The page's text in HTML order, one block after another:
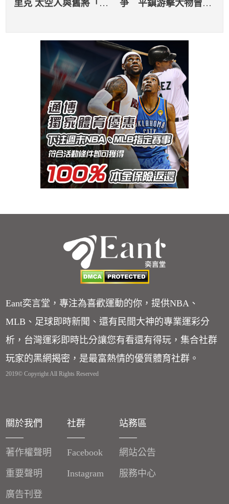
里克 太空人與舊將「鐵
爭 平鎮游擊大物曾子
Eant奕言堂，專注為喜歡運動的你，提供NBA、
MLB、足球即時新聞、還有民間大神的專業運彩分
析，台灣運彩即時比分讓您有看還有得玩，集合社群
玩家的黑網揭密，是最富熱情的優質體育社群。
2019© Copyright All Rights Reserved
關於我們
著作權聲明
重要聲明
廣告刊登
社群
Facebook
Instagram
站務區
網站公告
服務中心